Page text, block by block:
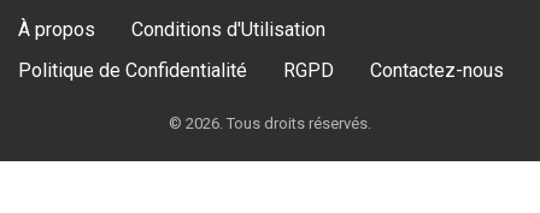
À propos
Conditions d'Utilisation
Politique de Confidentialité
RGPD Contactez-nous
© 2026. Tous droits réservés.